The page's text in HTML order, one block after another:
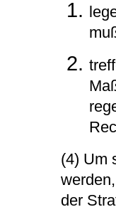
(4) Um
der